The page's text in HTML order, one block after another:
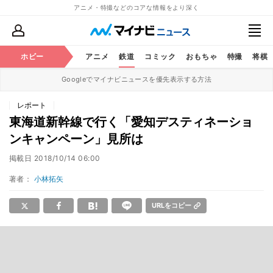
アニメ・特撮などのコアな情報をより深く
ホビー アニメ 鉄道 コミック おもちゃ 特撮 将棋
Googleでマイナビニュースを優先表示する方法
レポート
東海道新幹線で行く「愛知デスティネーショ
ンキャンペーン」見所は
掲載日 2018/10/14 06:00
著者： 小林拓矢
URLをコピー